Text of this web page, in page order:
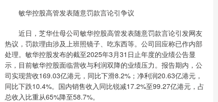
敏华控股高管发表随意罚款言论引争议
近日，芝华仕母公司敏华控股高管发表随意罚款言论引发网友
热议，罚款理由涉及上班照镜子、吃东西等。公司回应称已作内部
处理。敏华控股发布的截至2025年3月31日止年度的业绩公告显
示，目前敏华控股面临营收与利润双降的业绩压力。报告期内，公
司实现营收169.03亿港元，同比下滑8.2%；净利润20.63亿港元，
同比下跌10.4%。国内销售收入同比锐减17.2%至99.27亿港元，占
总收入比重从65%降至58.7%。